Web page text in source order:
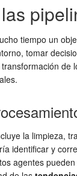
tiempo un
tomar
la limpieza,
identificar y
agentes